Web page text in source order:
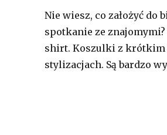
Nie wiesz, co założyć do
spotkanie ze znajomymi?
shirt. Koszulki z krótkim
stylizacjach. Są bardzo